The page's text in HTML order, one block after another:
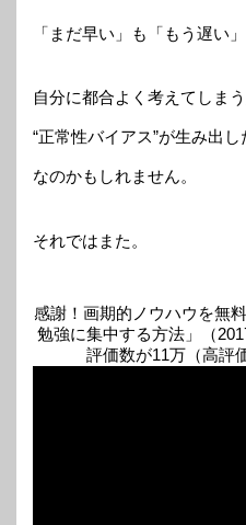
「まだ早い」も「もう遅い」
自分に都合よく考えてしま
“正常性バイアス”が生み出し
なのかもしれません。
それではまた。
感謝！画期的ノウハウを無
勉強に集中する方法」（
評価数が11万（高評